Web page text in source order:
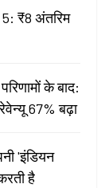
₹8 अंतरिम
के बाद:
67% बढ़ा
'इंडियन
है